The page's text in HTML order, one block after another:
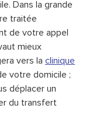
Dans la grande
traitée
de votre appel
mieux
vers la clinique
votre domicile ;
déplacer un
du transfert